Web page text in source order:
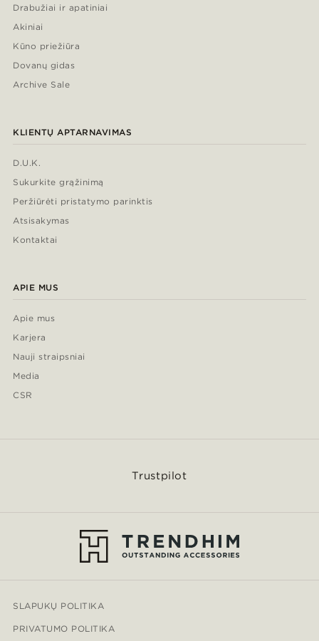
Drabužiai ir apatiniai
Akiniai
Kūno priežiūra
Dovanų gidas
Archive Sale
KLIENTŲ APTARNAVIMAS
D.U.K.
Sukurkite grąžinimą
Peržiūrėti pristatymo parinktis
Atsisakymas
Kontaktai
APIE MUS
Apie mus
Karjera
Nauji straipsniai
Media
CSR
Trustpilot
SLAPUKŲ POLITIKA
PRIVATUMO POLITIKA